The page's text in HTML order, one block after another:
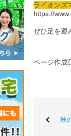
ライオンズ
https://
ぜひ足を運
ページ作
秋